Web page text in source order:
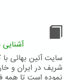
سایت آئین بهائی
شریف در ایران و
نموده است تا همه